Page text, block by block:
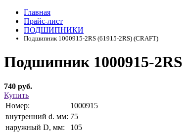
Главная
Прайс-лист
ПОДШИПНИКИ
Подшипник 1000915-2RS (61915-2RS) (CRAFT)
Подшипник 1000915-
740 руб.
Купить
Номер:
1000915
внутренний d. мм: 75
наружный D, мм:
105